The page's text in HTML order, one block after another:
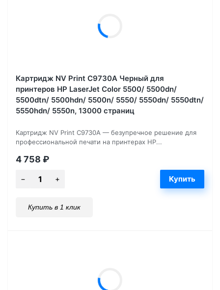
Картридж NV Print C9730A Черный для
принтеров HP LaserJet Color 5500/ 5500dn/
5500dtn/ 5500hdn/ 5500n/ 5550/ 5550dn/ 5550dtn/
5550hdn/ 5550n, 13000 страниц
Картридж NV Print C9730A — безупречное решение для
профессиональной печати на принтерах HP...
4 758 ₽
Купить в 1 клик